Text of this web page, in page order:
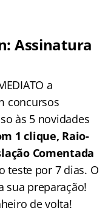
Assinatura
a
concursos
às 5 novidades
1 clique, Raio-
Comentada
teste por 7 dias. O
sua preparação!
de volta!